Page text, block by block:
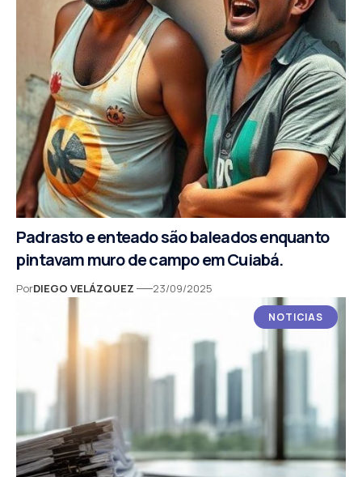
Padrasto e enteado são baleados enquanto
pintavam muro de campo em Cuiabá.
PorDIEGO VELÁZQUEZ 23/09/2025
NOTICIAS